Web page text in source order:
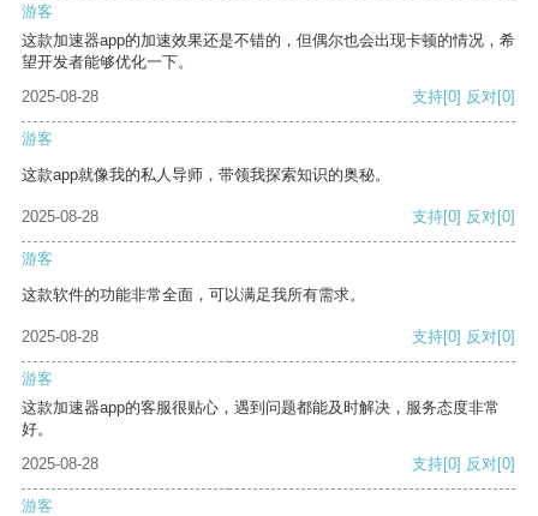
游客
这款加速器app的加速效果还是不错的，但偶尔也会出现卡顿的情况，希
望开发者能够优化一下。
2025-08-28
支持[0] 反对[0]
游客
这款app就像我的私人导师，带领我探索知识的奥秘。
2025-08-28 支持[0] 反对[0]
游客
这款软件的功能非常全面，可以满足我所有需求。
2025-08-28 支持[0] 反对[0]
游客
这款加速器app的客服很贴心，遇到问题都能及时解决，服务态度非常
好。
2025-08-28
支持[0] 反对[0]
游客